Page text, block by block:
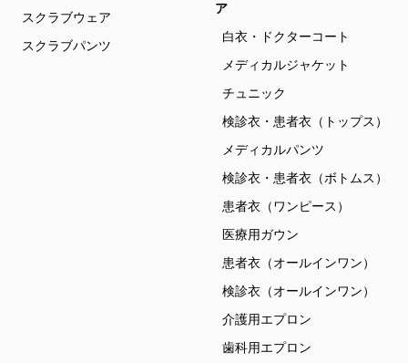
スクラブウェア
スクラブパンツ
ア
白衣・ドクターコート
メディカルジャケット
チュニック
検診衣・患者衣（トップス）
メディカルパンツ
検診衣・患者衣（ボトムス）
患者衣（ワンピース）
医療用ガウン
患者衣（オールインワン）
検診衣（オールインワン）
介護用エプロン
歯科用エプロン